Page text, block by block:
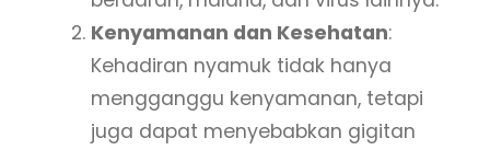
Kenyamanan dan Kesehatan:
Kehadiran nyamuk tidak hanya
mengganggu kenyamanan, tetapi
juga dapat menyebabkan gigitan